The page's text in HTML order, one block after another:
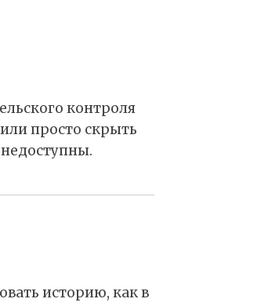
контроля
просто скрыть
историю, как в